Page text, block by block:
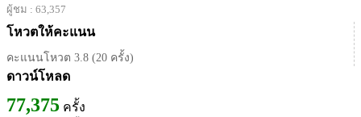
ผู้ชม : 63,357
โหวตให้คะแนน
คะแนนโหวต 3.8 (20 ครั้ง)
ดาวน์โหลด
77,375 ครั้ง